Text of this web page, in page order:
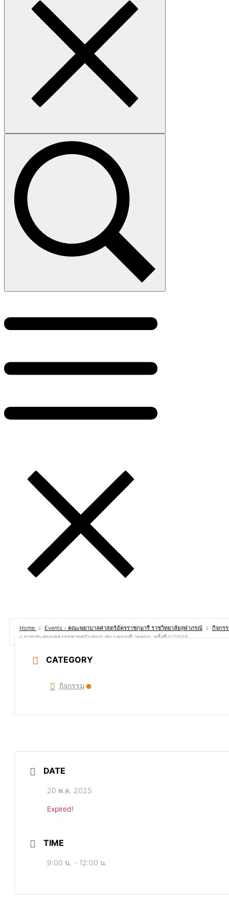
Home Events - คณะพยาบาลศาสตร์อัครราชกุมารี ราชวิทยาลัยจุฬาภรณ์
กิจกร
การประชุมบุคลากรสายสนับสนุน สนง.คณบดี วพยอก. ครั้งที่ 5/2568
CATEGORY
กิจกรรม
DATE
20 พ.ค. 2025
Expired!
TIME
9:00 น. - 12:00 น.